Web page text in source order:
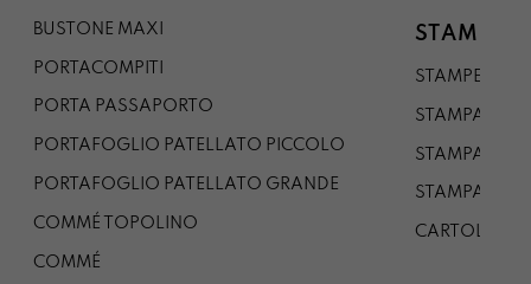
BUSTONE MAXI
PORTACOMPITI
PORTA PASSAPORTO
PORTAFOGLIO PATELLATO PICCOLO
PORTAFOGLIO PATELLATO GRANDE
COMMÉ TOPOLINO
COMMÉ
STAMPE
STAMPE A5
STAMPA A3
STAMPA A1
STAMPA A0
CARTOLINA